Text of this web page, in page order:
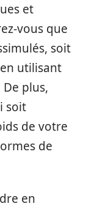
et
vous que
soit
utilisant
plus,
soit
de votre
de
en